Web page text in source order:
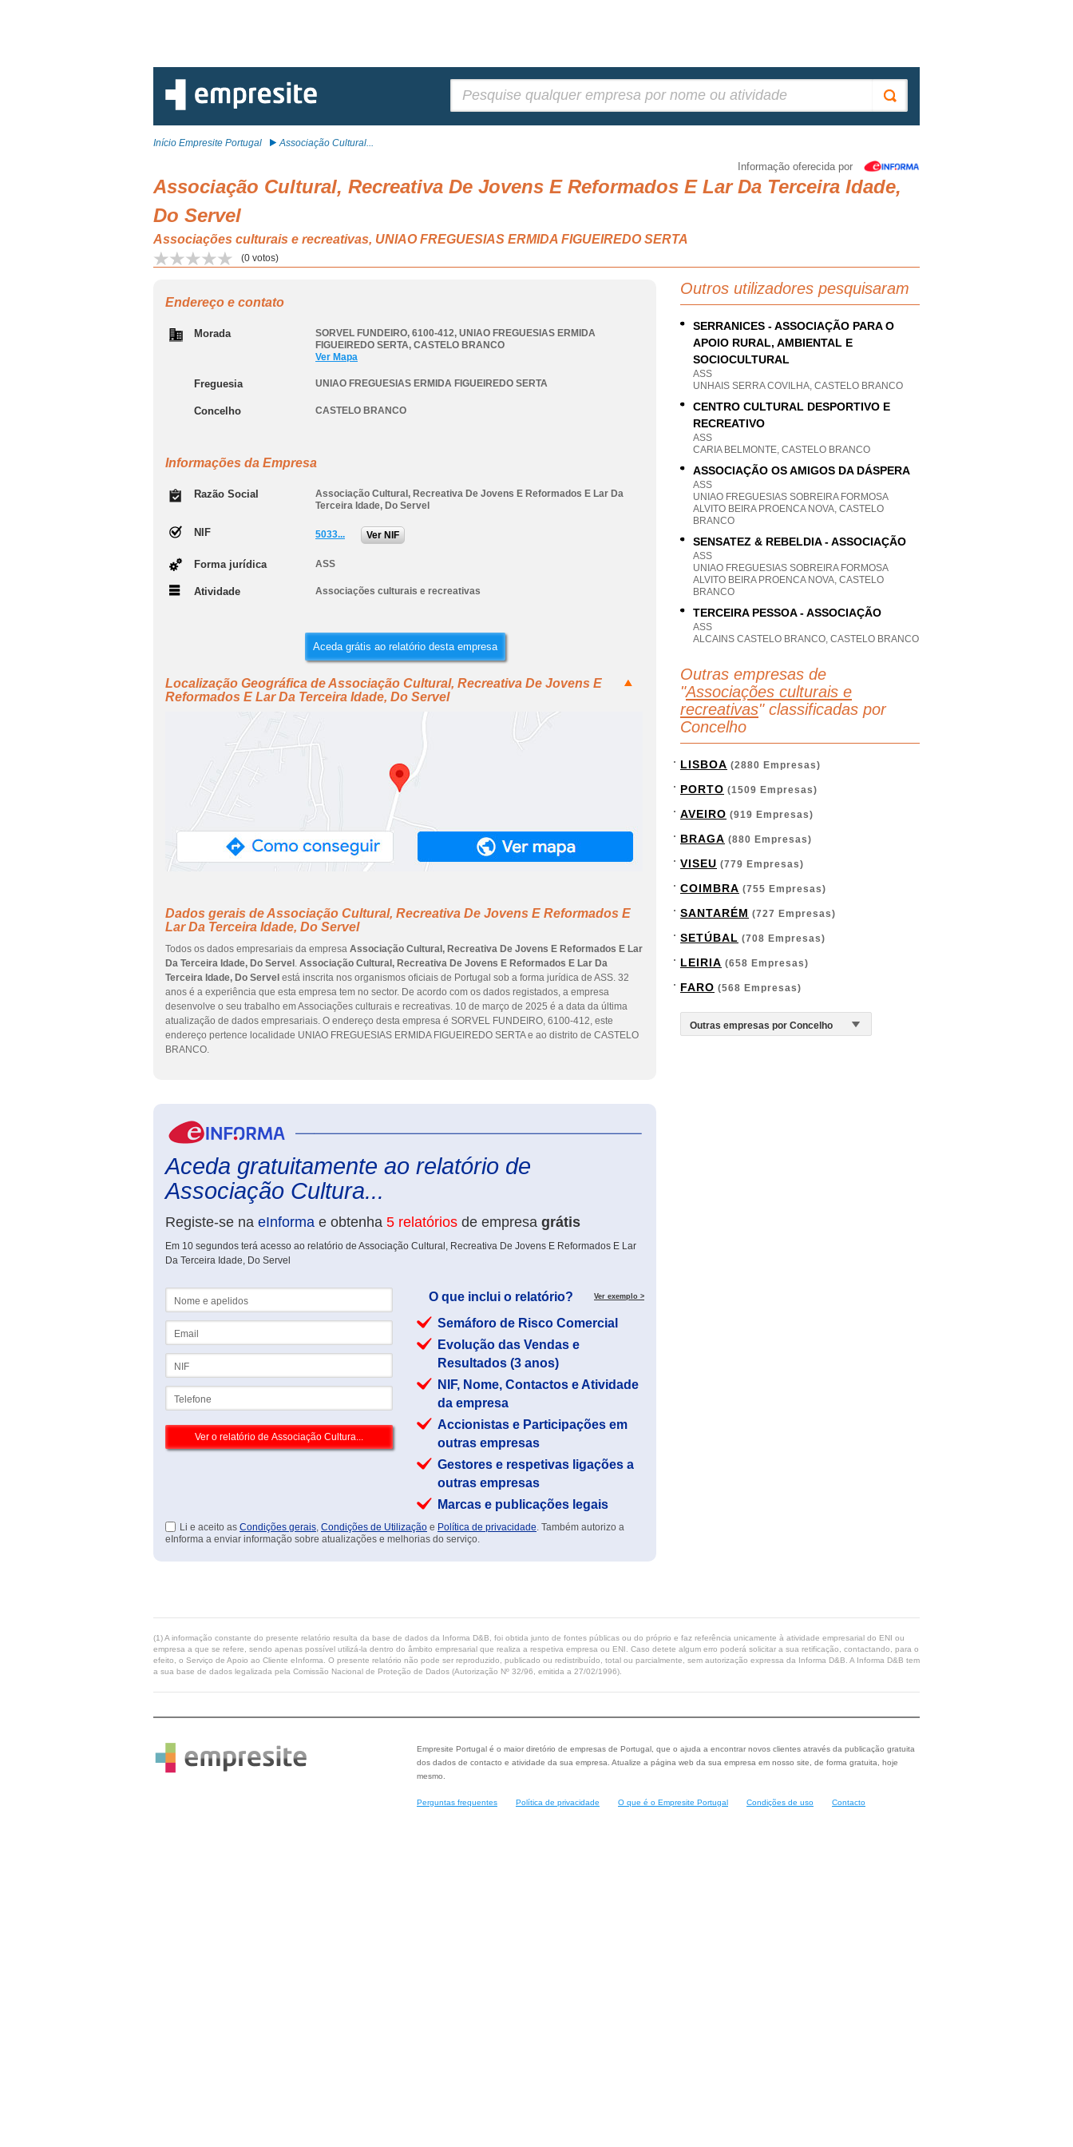
Início Empresite Portugal Associação Cultural...
Informação oferecida por
Associação Cultural, Recreativa De Jovens E Reformados E Lar Da Terceira Idade,
Do Servel
Associações culturais e recreativas, UNIAO FREGUESIAS ERMIDA FIGUEIREDO SERTA
(0 votos)
Endereço e contato
Morada SORVEL FUNDEIRO, 6100-412, UNIAO FREGUESIAS ERMIDA
FIGUEIREDO SERTA, CASTELO BRANCO
Ver Mapa
Freguesia UNIAO FREGUESIAS ERMIDA FIGUEIREDO SERTA
Concelho CASTELO BRANCO
Informações da Empresa
Razão Social
Associação Cultural, Recreativa De Jovens E Reformados E Lar Da
Terceira Idade, Do Servel
NIF 5033... Ver NIF
Forma jurídica ASS
Atividade Associações culturais e recreativas
Aceda grátis ao relatório desta empresa
Localização Geográfica de Associação Cultural, Recreativa De Jovens E
Reformados E Lar Da Terceira Idade, Do Servel
Dados gerais de Associação Cultural, Recreativa De Jovens E Reformados E
Lar Da Terceira Idade, Do Servel
Todos os dados empresariais da empresa Associação Cultural, Recreativa De Jovens E Reformados E Lar
Da Terceira Idade, Do Servel . Associação Cultural, Recreativa De Jovens E Reformados E Lar Da
Terceira Idade, Do Servel está inscrita nos organismos oficiais de Portugal sob a forma jurídica de ASS. 32
anos é a experiência que esta empresa tem no sector. De acordo com os dados registados, a empresa
desenvolve o seu trabalho em Associações culturais e recreativas. 10 de março de 2025 é a data da última
atualização de dados empresariais. O endereço desta empresa é SORVEL FUNDEIRO, 6100-412, este
endereço pertence localidade UNIAO FREGUESIAS ERMIDA FIGUEIREDO SERTA e ao distrito de CASTELO
BRANCO.
Aceda gratuitamente ao relatório de
Associação Cultura...
Registe-se na eInforma e obtenha 5 relatórios de empresa grátis
Em 10 segundos terá acesso ao relatório de Associação Cultural, Recreativa De Jovens E Reformados E Lar
Da Terceira Idade, Do Servel
O que inclui o relatório? Ver exemplo >
Semáforo de Risco Comercial
Evolução das Vendas e
Resultados (3 anos)
NIF, Nome, Contactos e Atividade
da empresa
Accionistas e Participações em
outras empresas
Gestores e respetivas ligações a
outras empresas
Marcas e publicações legais
Li e aceito as Condições gerais, Condições de Utilização e Política de privacidade. Também autorizo a
eInforma a enviar informação sobre atualizações e melhorias do serviço.
Outros utilizadores pesquisaram
SERRANICES - ASSOCIAÇÃO PARA O
APOIO RURAL, AMBIENTAL E
SOCIOCULTURAL
ASS
UNHAIS SERRA COVILHA, CASTELO BRANCO
CENTRO CULTURAL DESPORTIVO E
RECREATIVO
ASS
CARIA BELMONTE, CASTELO BRANCO
ASSOCIAÇÃO OS AMIGOS DA DÁSPERA
ASS
UNIAO FREGUESIAS SOBREIRA FORMOSA
ALVITO BEIRA PROENCA NOVA, CASTELO
BRANCO
SENSATEZ & REBELDIA - ASSOCIAÇÃO
ASS
UNIAO FREGUESIAS SOBREIRA FORMOSA
ALVITO BEIRA PROENCA NOVA, CASTELO
BRANCO
TERCEIRA PESSOA - ASSOCIAÇÃO
ASS
ALCAINS CASTELO BRANCO, CASTELO BRANCO
Outras empresas de
"Associações culturais e
recreativas" classificadas por
Concelho
LISBOA (2880 Empresas)
PORTO (1509 Empresas)
AVEIRO (919 Empresas)
BRAGA (880 Empresas)
VISEU (779 Empresas)
COIMBRA (755 Empresas)
SANTARÉM (727 Empresas)
SETÚBAL (708 Empresas)
LEIRIA (658 Empresas)
FARO (568 Empresas)
(1) A informação constante do presente relatório resulta da base de dados da Informa D&B, foi obtida junto de fontes públicas ou do próprio e faz referência unicamente à atividade empresarial do ENI ou
empresa a que se refere, sendo apenas possível utilizá-la dentro do âmbito empresarial que realiza a respetiva empresa ou ENI. Caso detete algum erro poderá solicitar a sua retificação, contactando, para o
efeito, o Serviço de Apoio ao Cliente eInforma. O presente relatório não pode ser reproduzido, publicado ou redistribuído, total ou parcialmente, sem autorização expressa da Informa D&B. A Informa D&B tem
a sua base de dados legalizada pela Comissão Nacional de Proteção de Dados (Autorização Nº 32/96, emitida a 27/02/1996).
Empresite Portugal é o maior diretório de empresas de Portugal, que o ajuda a encontrar novos clientes através da publicação gratuita
dos dados de contacto e atividade da sua empresa. Atualize a página web da sua empresa em nosso site, de forma gratuita, hoje
mesmo.
Perguntas frequentes Política de privacidade O que é o Empresite Portugal Condições de uso Contacto